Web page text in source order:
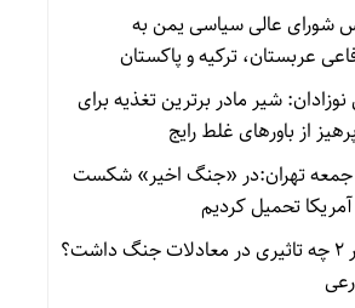
شورای عالی سیاسی یمن به
عربستان، ترکیه و پاکستان
شیر مادر برترین تغذیه برای
از باورهای غلط رایج
تهران:در «جنگ اخیر» شکست
تحمیل کردیم
عملیات نصر ۲ چه تاثیری در معادلات جنگ داشت؟